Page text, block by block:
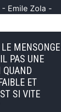
- Emile Zola -
MENSONGE
PAS UNE
QUAND
ET
SI VITE